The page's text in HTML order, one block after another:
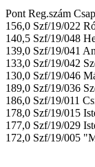
Pont Reg.szám
156,0 Szf/19/022
140,5 Szf/19/048
139,0 Szf/19/041
133,0 Szf/19/042
130,0 Szf/19/046
189,0 Szf/19/036
186,0 Szf/19/011
178,0 Szf/19/015
177,0 Szf/19/029
172,0 Szf/19/005